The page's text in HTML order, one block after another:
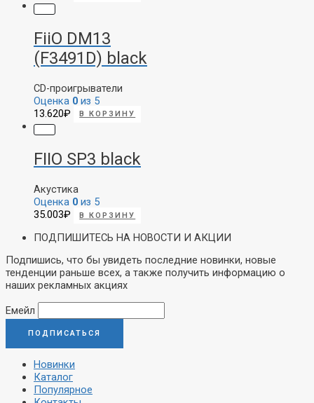
FiiO DM13
(F3491D) black
CD-проигрыватели
Оценка 0 из 5
13.620₽ В КОРЗИНУ
FIIO SP3 black
Акустика
Оценка 0 из 5
35.003₽ В КОРЗИНУ
ПОДПИШИТЕСЬ НА НОВОСТИ И АКЦИИ
Подпишись, что бы увидеть последние новинки, новые
тенденции раньше всех, а также получить информацию о
наших рекламных акциях
Емейл
Новинки
Каталог
Популярное